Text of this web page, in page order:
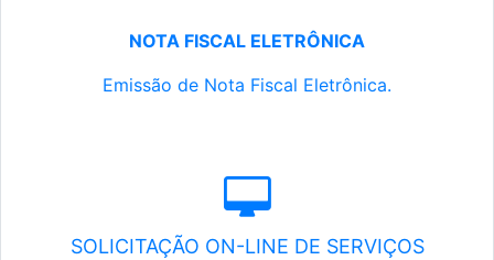
NOTA FISCAL ELETRÔNICA
Emissão de Nota Fiscal Eletrônica.
SOLICITAÇÃO ON-LINE DE SERVIÇOS